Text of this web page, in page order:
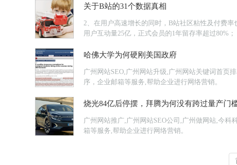
关于B站的31个数据真相
2、在用户高速增长的同时，B站社区粘性及付费率
用户互动量25亿，正式会员的1年留存率超过80%；
哈佛大学为何硬刚美国政府
广州网站SEO,广州网站升级,广州网站关键词首页
序，企业邮箱等服务,帮助企业进行网络营销。
烧光84亿后停摆，拜腾为何没有跨过量产门
广州网站推广,广州网站SEO公司,广州做网站,今科
箱等服务,帮助企业进行网络营销。